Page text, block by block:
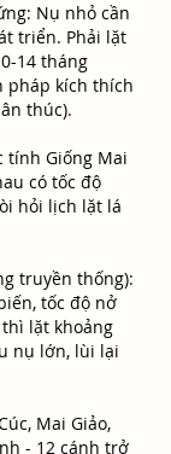
Nụ nhỏ cần
triển. Phải lặt
14 tháng
pháp kích thích
thúc).
tính Giống Mai
có tốc độ
hỏi lịch lặt lá
truyền thống):
tốc độ nở
lặt khoảng
nụ lớn, lùi lại
Mai Giảo,
- 12 cánh trở